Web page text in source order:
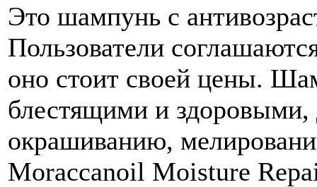
Это шампунь с
Пользователи
оно стоит своей цены.
блестящими и здоровыми,
окрашиванию,
Moraccanoil Moisture